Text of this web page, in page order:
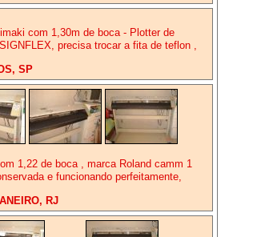
com 1,30m de boca - Plotter de
precisa trocar a fita de teflon ,
SP
1,22 de boca , marca Roland camm 1
e funcionando perfeitamente,
RJ